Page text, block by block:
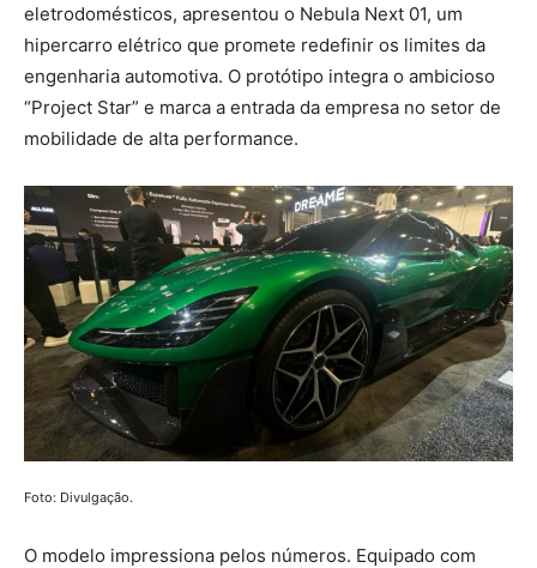
eletrodomésticos, apresentou o Nebula Next 01, um
hipercarro elétrico que promete redefinir os limites da
engenharia automotiva. O protótipo integra o ambicioso
“Project Star” e marca a entrada da empresa no setor de
mobilidade de alta performance.
Foto: Divulgação.
O modelo impressiona pelos números. Equipado com